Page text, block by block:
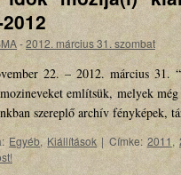
-2012. március 31. szombat
22. – 2012. március 31.
említsük, melyek
szereplő archív fényképek,
Egyéb,Kiállítások | Címke: 2011,